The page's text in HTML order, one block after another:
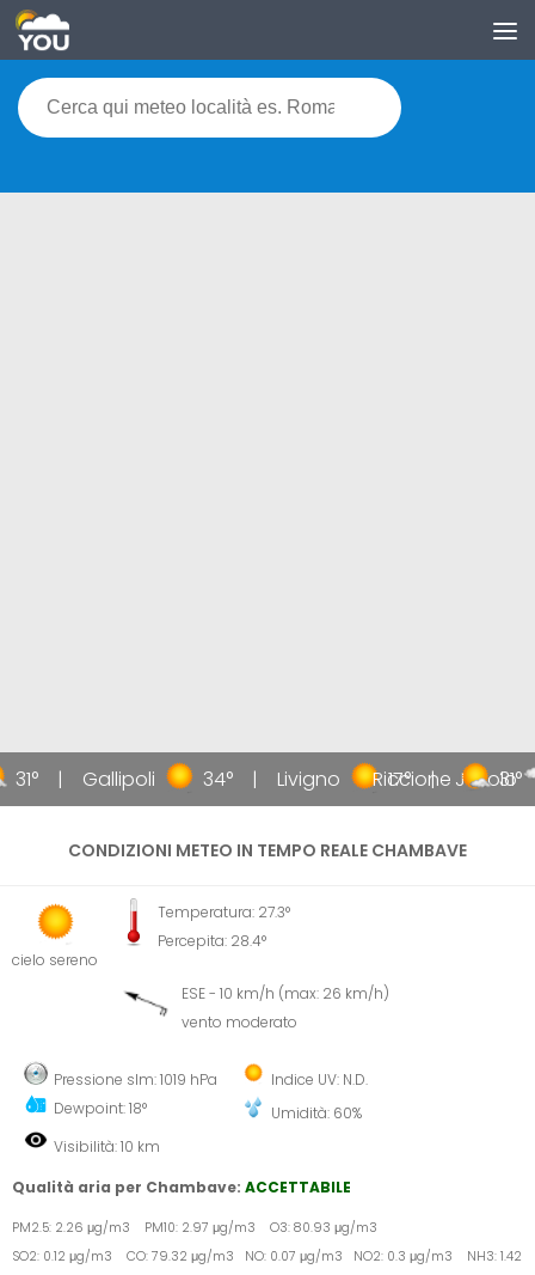
31° Gallipoli 34° Livigno 17° Jesolo
Riccione 31°
CONDIZIONI METEO IN TEMPO REALE CHAMBAVE
cielo sereno
Temperatura: 27.3°
Percepita: 28.4°
ESE - 10 km/h (max: 26 km/h)
vento moderato
Pressione slm: 1019 hPa
Dewpoint: 18°
Indice UV: N.D.
Umidità: 60%
Visibilità: 10 km
Qualità aria per Chambave: ACCETTABILE
PM2.5: 2.26 μg/m3 PM10: 2.97 μg/m3 O3: 80.93 μg/m3
SO2: 0.12 μg/m3 CO: 79.32 μg/m3 NO: 0.07 μg/m3 NO2: 0.3 μg/m3 NH3: 1.42